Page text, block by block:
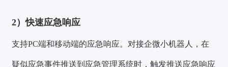
2）快速应急响应
支持PC端和移动端的应急响应。对接企微小机器人，在
疑似应急事件推送到应急管理系统时，触发推送应急响应